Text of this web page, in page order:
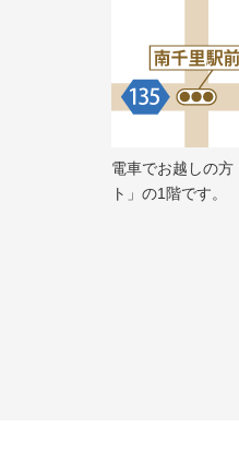
電車でお越しの
ト」の1階です。